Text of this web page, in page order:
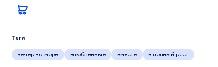
Теги
вечер на море влюбленные вместе в полный рост